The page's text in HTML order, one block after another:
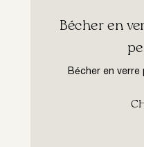
Bécher en
Bécher en